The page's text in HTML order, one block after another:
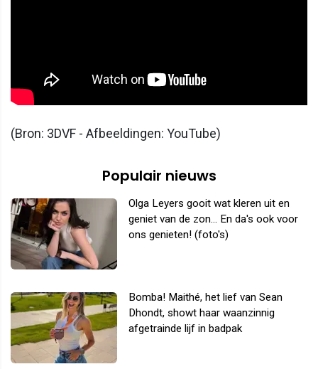
(Bron: 3DVF - Afbeeldingen: YouTube)
Populair nieuws
Olga Leyers gooit wat kleren uit en
geniet van de zon... En da's ook voor
ons genieten! (foto's)
Bomba! Maithé, het lief van Sean
Dhondt, showt haar waanzinnig
afgetrainde lijf in badpak